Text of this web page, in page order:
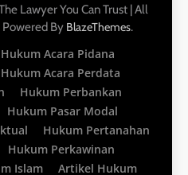
Lawyer You Can Trust | All
By BlazeThemes.
Hukum Acara Pidana
Hukum Acara Perdata
Hukum Perbankan
Hukum Pasar Modal
Hukum Pertanahan
Hukum Perkawinan
Islam Artikel Hukum